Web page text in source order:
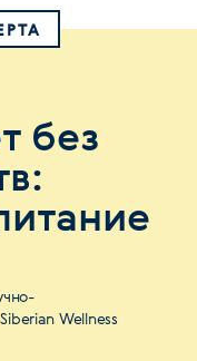
без
Wellness